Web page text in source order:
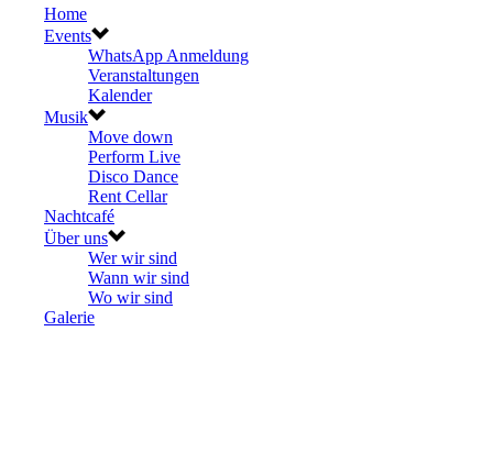
Home
Events
WhatsApp Anmeldung
Veranstaltungen
Kalender
Musik
Move down
Perform Live
Disco Dance
Rent Cellar
Nachtcafé
Über uns
Wer wir sind
Wann wir sind
Wo wir sind
Galerie